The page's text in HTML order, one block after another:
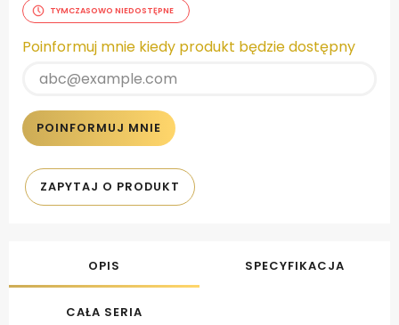
TYMCZASOWO NIEDOSTĘPNE
Poinformuj mnie kiedy produkt będzie dostępny
POINFORMUJ MNIE
ZAPYTAJ O PRODUKT
OPIS SPECYFIKACJA
CAŁA SERIA